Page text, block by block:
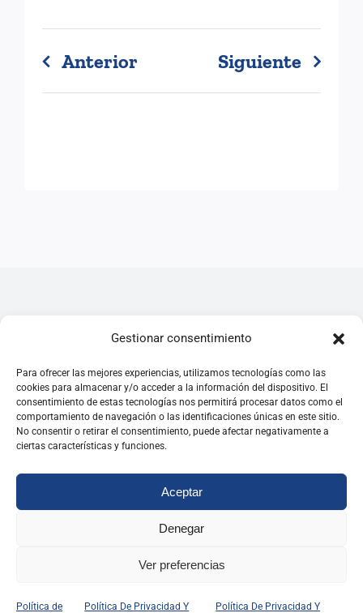
Gestionar consentimiento
Para ofrecer las mejores experiencias, utilizamos tecnologías como las
cookies para almacenar y/o acceder a la información del dispositivo. El
consentimiento de estas tecnologías nos permitirá procesar datos como el
comportamiento de navegación o las identificaciones únicas en este sitio.
No consentir o retirar el consentimiento, puede afectar negativamente a
ciertas características y funciones.
Aceptar
Denegar
Ver preferencias
Política de Política De Privacidad Y Política De Privacidad Y
Anterior Siguiente
Webs relacionadas
Instituto Nacional de Administración Pública
(INAP)
Alumnos del INAP de España